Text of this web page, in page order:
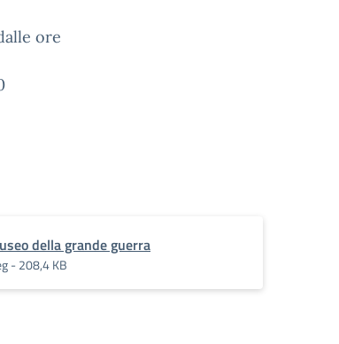
ore
della grande guerra
- 208,4 KB